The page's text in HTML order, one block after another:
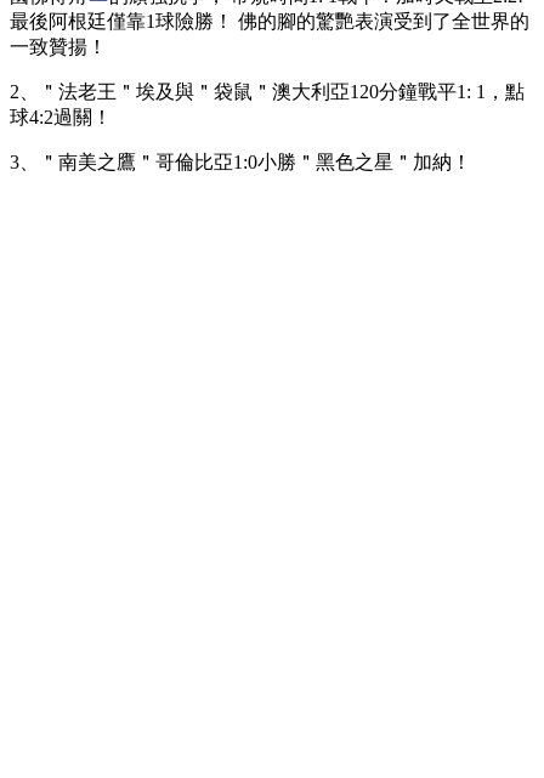
最後阿根廷僅靠1球險勝！ 佛的腳的驚艷表演受到了全世界的
一致贊揚！
2、＂法老王＂埃及與＂袋鼠＂澳大利亞120分鐘戰平1: 1，點
球4:2過關！
3、＂南美之鷹＂哥倫比亞1:0小勝＂黑色之星＂加納！